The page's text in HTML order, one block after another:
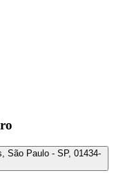
São Paulo - SP, 01434-